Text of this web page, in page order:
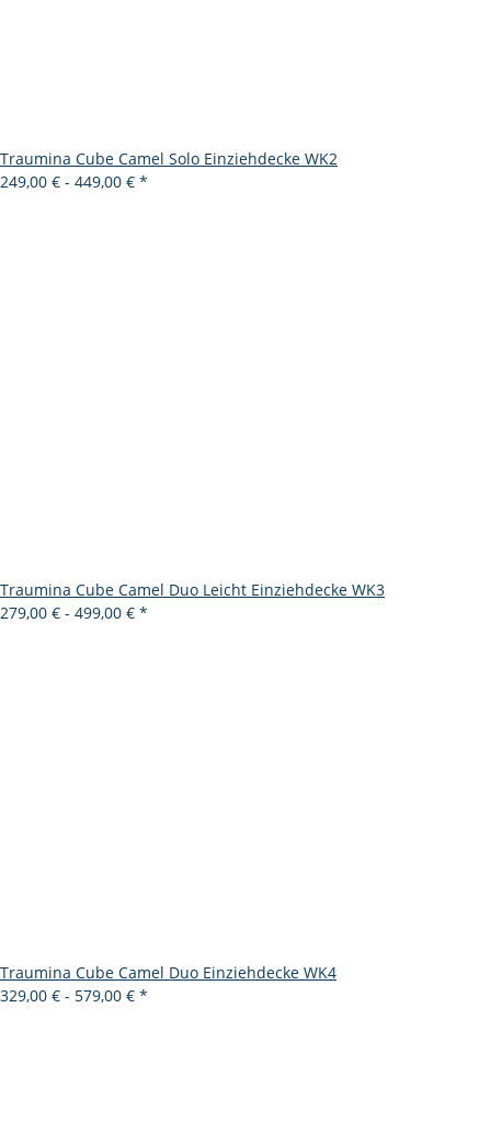
Traumina Cube Camel Solo Einziehdecke WK2
249,00 € - 449,00 € *
Traumina Cube Camel Duo Leicht Einziehdecke WK3
279,00 € - 499,00 € *
Traumina Cube Camel Duo Einziehdecke WK4
329,00 € - 579,00 € *